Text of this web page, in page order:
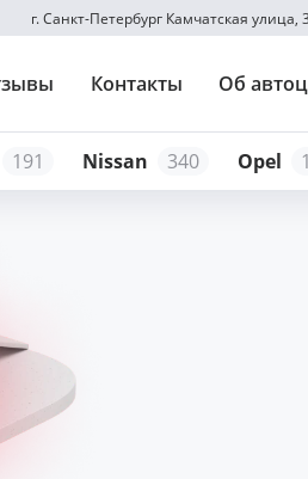
г. Санкт-Петербург Камчатская улица,
Контакты Об
191 Nissan 340 Opel